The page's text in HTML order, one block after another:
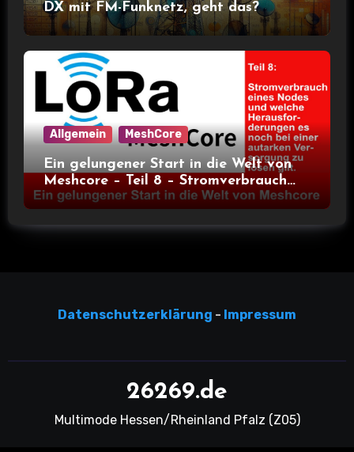
DX mit FM-Funknetz, geht das?
Allgemein MeshCore
Ein gelungener Start in die Welt von
Meshcore – Teil 8 – Stromverbrauch
bei verschiedenen Nodes
Datenschutzerklärung - Impressum
26269.de
Multimode Hessen/Rheinland Pfalz (Z05)